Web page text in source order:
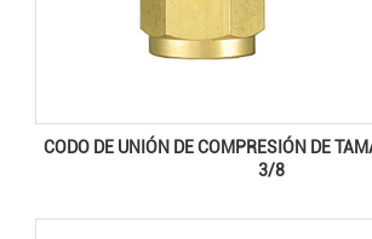
CODO DE UNIÓN DE COMPRESIÓN DE
3/8